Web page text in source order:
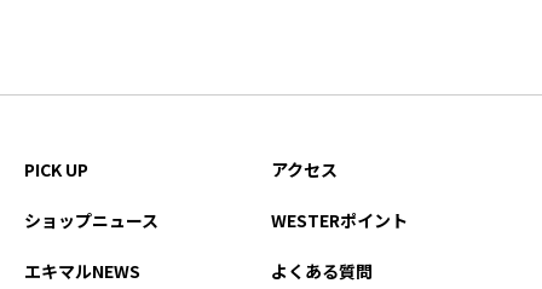
PICK UP
ショップニュース
エキマルNEWS
アクセス
WESTERポイント
よくある質問